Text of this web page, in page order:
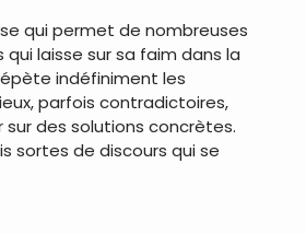
qui permet de nombreuses
laisse sur sa faim dans la
indéfiniment les
parfois contradictoires,
sur des solutions concrètes.
sortes de discours qui se